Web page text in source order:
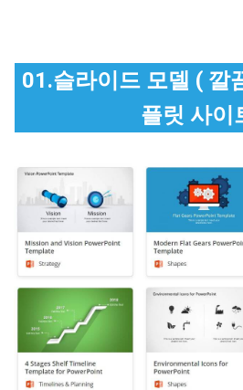
01.슬라이드 모델 ( 깔
플릿 사이